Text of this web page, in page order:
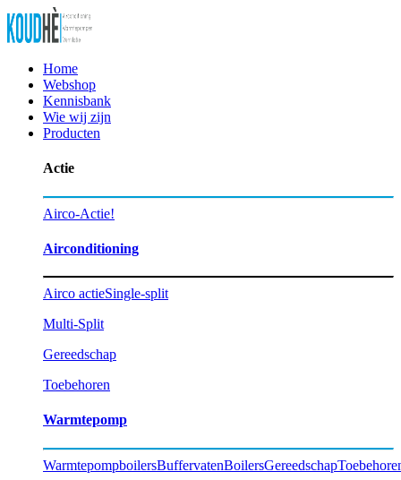
Home
Webshop
Kennisbank
Wie wij zijn
Producten
Actie
Airco-Actie!
Airconditioning
Airco actieSingle-split
Multi-Split
Gereedschap
Toebehoren
Warmtepomp
WarmtepompboilersBuffervatenBoilersGereedschap